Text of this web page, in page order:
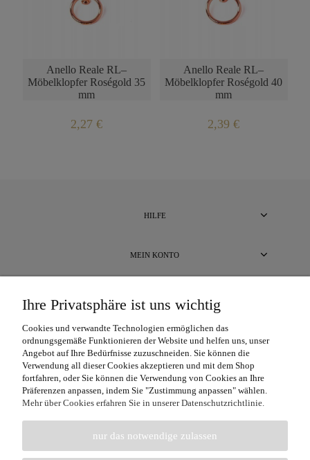
Anello Reale RL–
Möbelklopfer Roségold 35
mm
2,27 €
Anello Reale RL–
Möbelklopfer Roségold 40
mm
2,39 €
HILFE
MEIN KONTO
ÜBER UNS
Ihre Privatsphäre ist uns wichtig
Cookies und verwandte Technologien ermöglichen das
ordnungsgemäße Funktionieren der Website und helfen uns, unser
Angebot auf Ihre Bedürfnisse zuzuschneiden. Sie können die
Verwendung all dieser Cookies akzeptieren und mit dem Shop
fortfahren, oder Sie können die Verwendung von Cookies an Ihre
Präferenzen anpassen, indem Sie "Zustimmung anpassen" wählen.
Mehr über Cookies erfahren Sie in unserer Datenschutzrichtlinie.
nur das notwendige zulassen